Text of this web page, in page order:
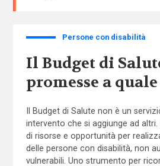
Persone con disabilità
Il Budget di
promesse a
Il Budget di Salute non è un
intervento che si aggiunge ad
di risorse e opportunità per
delle persone con disabilità, non
vulnerabili. Uno strumento per